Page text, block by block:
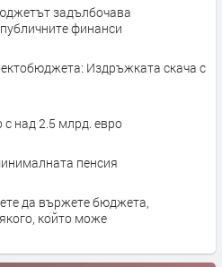
задълбочава
финанси
Издръжката скача с
с над 2.5 млрд. евро
пенсия
да вържете бюджета,
който може